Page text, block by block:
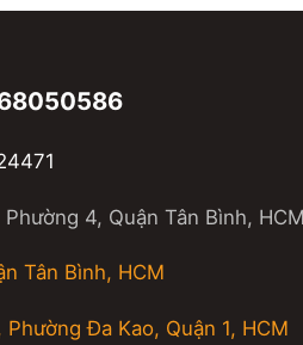
4, Quận Tân Bình, HCM
Tân Bình, HCM
Đa Kao, Quận 1, HCM